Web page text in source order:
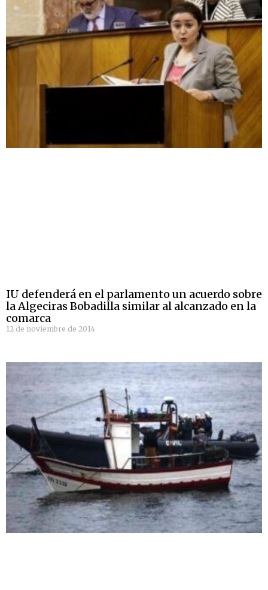
IU defenderá en el parlamento un acuerdo sobre
la Algeciras Bobadilla similar al alcanzado en la
comarca
12 de noviembre de 2014